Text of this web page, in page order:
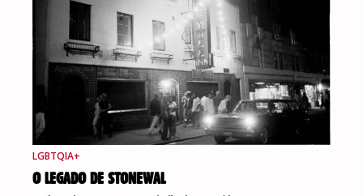
LGBTQIA+
O LEGADO DE STONEWAL